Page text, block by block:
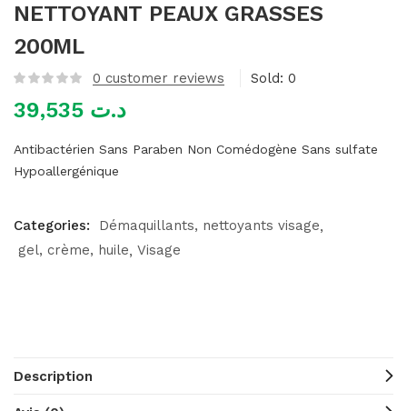
NETTOYANT PEAUX GRASSES
200ML
0 customer reviews Sold: 0
د.ت
Antibactérien Sans Paraben Non Comédogène Sans sulfate
Hypoallergénique
Categories:
Démaquillants, nettoyants visage
gel, crème, huile Visage
Description